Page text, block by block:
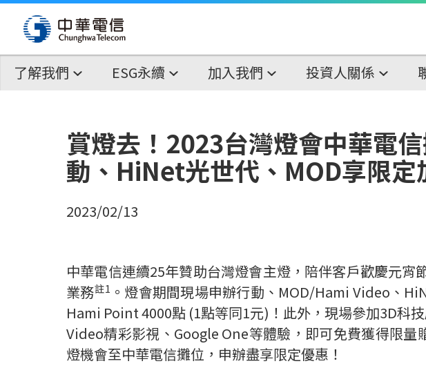
了解我們 ESG永續 加入我們 投資人關係
賞燈去！2023台灣燈會中華電
動、HiNet光世代、MOD享限定
2023/02/13
中華電信連續25年贊助台灣燈會主燈，陪伴客戶歡慶元宵
業務註1 。 燈會期間現場申辦行動、 MOD/Hami Video 、
Hami Point 4000點 (1點等同1元) ！此外，現場參加3D科
Video精彩影視、 Google One等體驗，即可免費獲得限量
燈機會至中華電信攤位，申辦盡享限定優惠！